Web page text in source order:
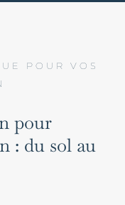
POUR VOS
pour
: du sol au